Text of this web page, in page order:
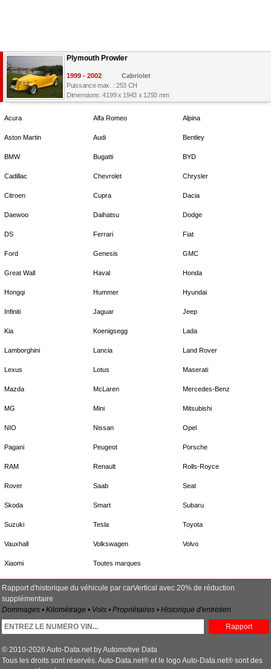
Plymouth Prowler
1999 - 2002
Cabriolet
Puissance max. : 253 CH
Dimensions: 4199 x 1943 x 1293 mm
Acura Alfa Romeo Alpina
Aston Martin Audi Bentley
BMW Bugatti BYD
Cadillac Chevrolet Chrysler
Citroen Cupra Dacia
Daewoo Daihatsu Dodge
DS Ferrari Fiat
Ford Genesis GMC
Great Wall Haval Honda
Hongqi Hummer Hyundai
Infiniti Jaguar Jeep
Kia Koenigsegg Lada
Lamborghini Lancia Land Rover
Lexus Lotus Maserati
Mazda McLaren Mercedes-Benz
MG Mini Mitsubishi
NIO Nissan Opel
Pagani Peugeot Porsche
RAM Renault Rolls-Royce
Rover Saab Seat
Skoda Smart Subaru
Suzuki Tesla Toyota
Vauxhall Volkswagen Volvo
Xiaomi Toutes marques
Rapport d'historique du véhicule par carVertical avec 20% de réduction
supplémentaire
Dommages • Kilométrage • Vols • Propriétaires • Historique d'entretien
Rapport
© 2010-2026 Auto-Data.net by Automotive Data
Tous les droits sont réservés. Auto-Data.net® et le logo Auto-Data.net® sont des